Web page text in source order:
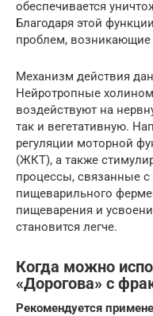
обеспечивается
Благодаря этой
проблем,
Механизм действия
Нейротропные
воздействуют на
так и вегетативную.
регуляции моторной
(ЖКТ), а также
процессы, связанные
пищеварильного
пищеварения и
становится легче.
Когда можно
«Дорогова» с
Рекомендуется